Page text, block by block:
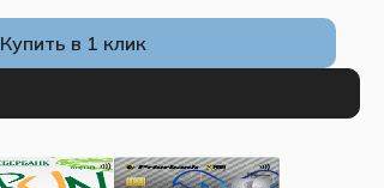
Купить в 1 клик